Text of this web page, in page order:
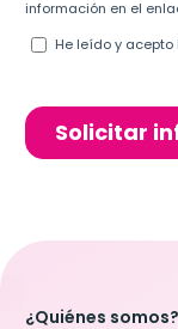
¿Quiénes somos?